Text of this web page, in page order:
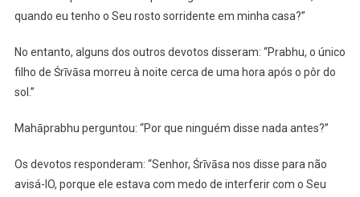
quando eu tenho o Seu rosto sorridente em minha casa?”
No entanto, alguns dos outros devotos disseram: “Prabhu, o único
filho de Śrīvāsa morreu à noite cerca de uma hora após o pôr do
sol.”
Mahāprabhu perguntou: “Por que ninguém disse nada antes?”
Os devotos responderam: “Senhor, Śrīvāsa nos disse para não
avisá-lO, porque ele estava com medo de interferir com o Seu